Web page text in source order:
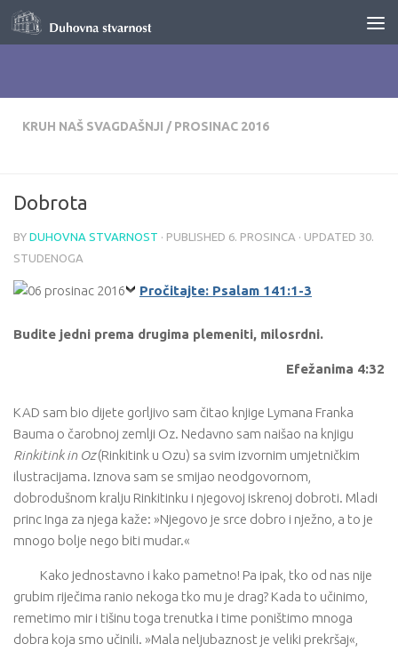
Skip to content
KRUH NAŠ SVAGDAŠNJI / PROSINAC 2016
Dobrota
BY DUHOVNA STVARNOST · PUBLISHED 6. PROSINCA · UPDATED 30.
STUDENOGA
Pročitajte: Psalam 141:1-3
Budite jedni prema drugima plemeniti, milosrdni.
Efežanima 4:32
KAD sam bio dijete gorljivo sam čitao knjige Lymana Franka
Bauma o čarobnoj zemlji Oz. Nedavno sam naišao na knjigu
Rinkitink in Oz(Rinkitink u Ozu) sa svim izvornim umjetničkim
ilustracijama. Iznova sam se smijao neodgovornom,
dobrodušnom kralju Rinkitinku i njegovoj iskrenoj dobroti. Mladi
princ Inga za njega kaže: »Njegovo je srce dobro i nježno, a to je
mnogo bolje nego biti mudar.«
Kako jednostavno i kako pametno! Pa ipak, tko od nas nije
grubim riječima ranio nekoga tko mu je drag? Kada to učinimo,
remetimo mir i tišinu toga trenutka i time poništimo mnoga
dobra koja smo učinili. »Mala neljubaznost je veliki prekršaj«,